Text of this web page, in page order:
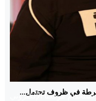
في ظروف تحتمل...
موقعنا الإلكتروني